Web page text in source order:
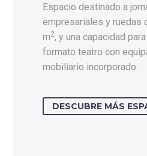
Espacio destinado a
empresariales y ruedas
m2, y una capacidad
formato teatro con
mobiliario incorporado.
DESCUBRE MÁS